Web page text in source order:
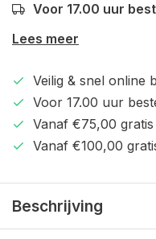
Voor 17.00 uur
Lees meer
Veilig & snel online
Voor 17.00 uur
Vanaf €75,00
Vanaf €100,00
Beschrijving